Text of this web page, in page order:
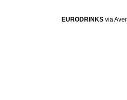
EURODRINKS via